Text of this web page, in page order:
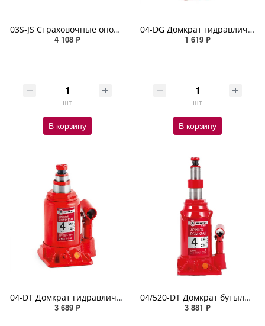
03S-JS Страховочные опоры AUTOPROFI, тренога, 3 тонны, высота подъёма 280 - 420 мм, комплект из 2шт
4 108 ₽
шт
В корзину
04-DG Домкрат гидравлический AUTOPROFI, бутылочный, 4 т., высота подъёма 350 мм
1 619 ₽
шт
В корзину
04-DT Домкрат гидравлический AUTOPROFI бутылочн телескоп 4т высот подъёма 380мм высот домкрата 150мм
3 689 ₽
04/520-DT Домкрат бутылочный AUTOPROFI, гидравлический, телескопичееский, 4 тонны, защита от перегру
3 881 ₽